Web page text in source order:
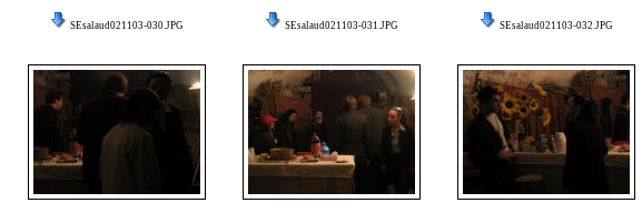
SEsalaud021103-030.JPG SEsalaud021103-031.JPG SEsalaud021103-032.JPG